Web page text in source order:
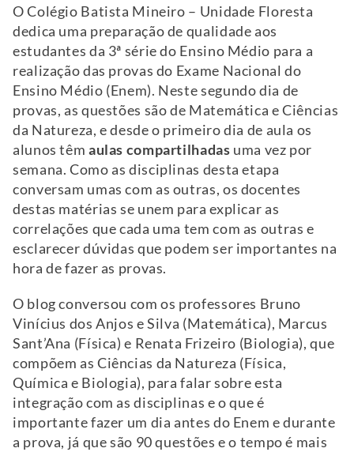
O Colégio Batista Mineiro – Unidade Floresta
dedica uma preparação de qualidade aos
estudantes da 3ª série do Ensino Médio para a
realização das provas do Exame Nacional do
Ensino Médio (Enem). Neste segundo dia de
provas, as questões são de Matemática e Ciências
da Natureza, e desde o primeiro dia de aula os
alunos têm aulas compartilhadas uma vez por
semana. Como as disciplinas desta etapa
conversam umas com as outras, os docentes
destas matérias se unem para explicar as
correlações que cada uma tem com as outras e
esclarecer dúvidas que podem ser importantes na
hora de fazer as provas.
O blog conversou com os professores Bruno
Vinícius dos Anjos e Silva (Matemática), Marcus
Sant’Ana (Física) e Renata Frizeiro (Biologia), que
compõem as Ciências da Natureza (Física,
Química e Biologia), para falar sobre esta
integração com as disciplinas e o que é
importante fazer um dia antes do Enem e durante
a prova, já que são 90 questões e o tempo é mais